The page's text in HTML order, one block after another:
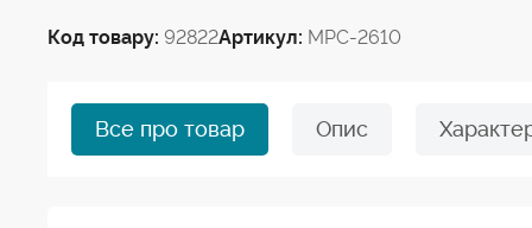
Код товару: 92822Артикул: MPC-2610
Все про товар Опис